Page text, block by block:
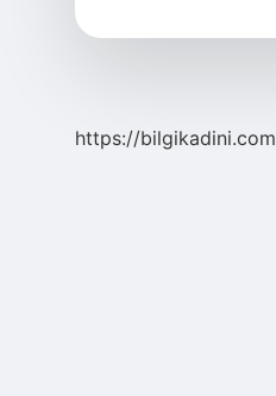
https://bilgikadini.com